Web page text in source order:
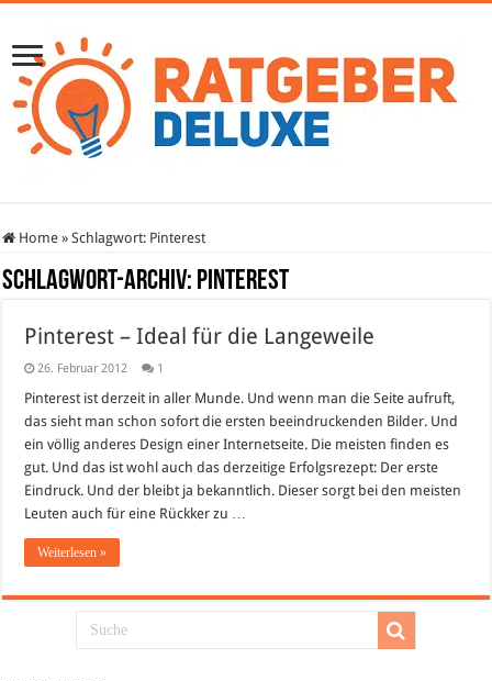
Home » Schlagwort: Pinterest
Schlagwort-Archiv: Pinterest
Pinterest – Ideal für die Langeweile
26. Februar 2012 1
Pinterest ist derzeit in aller Munde. Und wenn man die Seite aufruft,
das sieht man schon sofort die ersten beeindruckenden Bilder. Und
ein völlig anderes Design einer Internetseite. Die meisten finden es
gut. Und das ist wohl auch das derzeitige Erfolgsrezept: Der erste
Eindruck. Und der bleibt ja bekanntlich. Dieser sorgt bei den meisten
Leuten auch für eine Rückker zu …
Weiterlesen »